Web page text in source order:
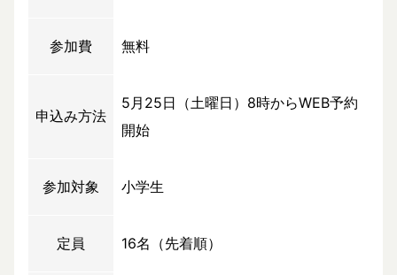
参加費 無料
申込み方法
5月25日（土曜日）8時からWEB予約
開始
参加対象 小学生
定員 16名（先着順）